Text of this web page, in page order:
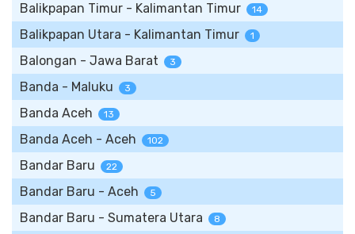
Balikpapan Timur - Kalimantan Timur 14
Balikpapan Utara - Kalimantan Timur 1
Balongan - Jawa Barat 3
Banda - Maluku 3
Banda Aceh 13
Banda Aceh - Aceh 102
Bandar Baru 22
Bandar Baru - Aceh 5
Bandar Baru - Sumatera Utara 8